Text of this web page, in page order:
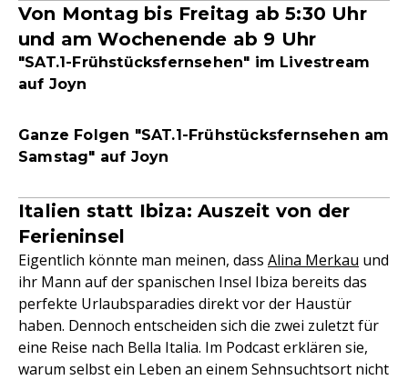
Von Montag bis Freitag ab 5:30 Uhr
und am Wochenende ab 9 Uhr
"SAT.1-Frühstücksfernsehen" im Livestream
auf Joyn
Ganze Folgen "SAT.1-Frühstücksfernsehen am
Samstag" auf Joyn
Italien statt Ibiza: Auszeit von der
Ferieninsel
Eigentlich könnte man meinen, dass Alina Merkau und
ihr Mann auf der spanischen Insel Ibiza bereits das
perfekte Urlaubsparadies direkt vor der Haustür
haben. Dennoch entscheiden sich die zwei zuletzt für
eine Reise nach Bella Italia. Im Podcast erklären sie,
warum selbst ein Leben an einem Sehnsuchtsort nicht